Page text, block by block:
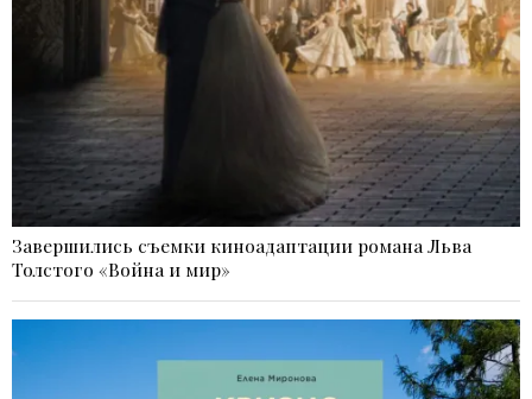
Завершились съемки киноадаптации романа Льва
Толстого «Война и мир»